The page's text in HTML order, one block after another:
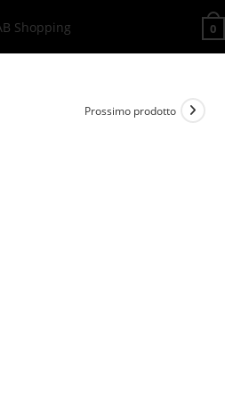
0
Prossimo prodotto